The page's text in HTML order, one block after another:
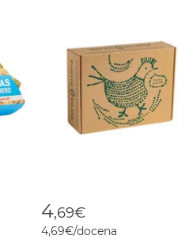
4,69€
4,69€/docena